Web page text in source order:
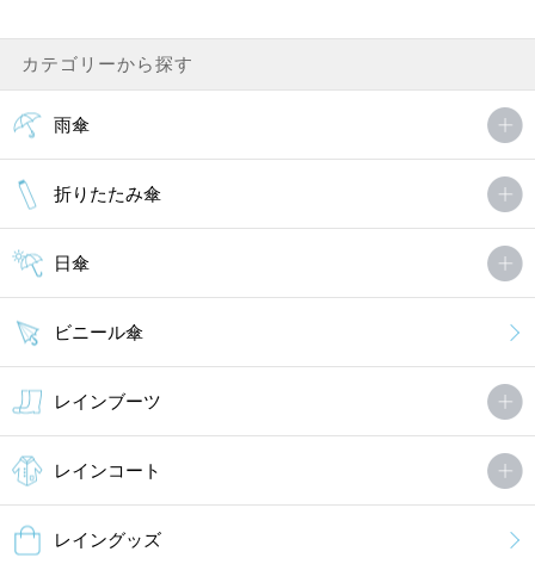
カテゴリーから探す
雨傘
折りたたみ傘
日傘
ビニール傘
レインブーツ
レインコート
レイングッズ